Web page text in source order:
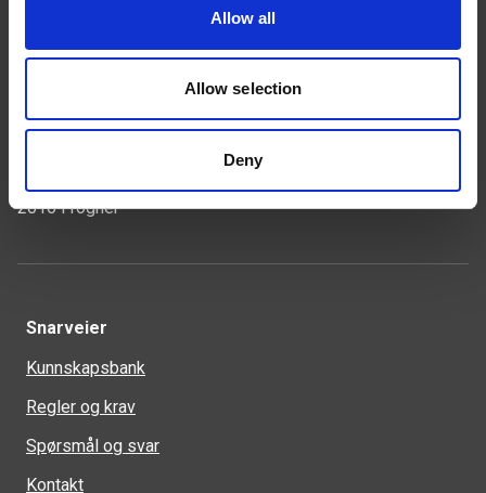
Allow all
Allow selection
Deny
46 93 91 00
Svennerudveien 34
2016 Frogner
Snarveier
Kunnskapsbank
Regler og krav
Spørsmål og svar
Kontakt